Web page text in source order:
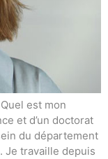
Quel est mon
et d’un doctorat
du département
Je travaille depuis